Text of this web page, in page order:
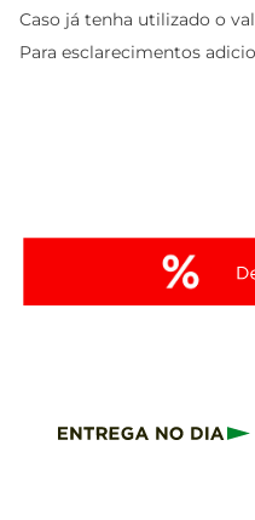
Caso já tenha utilizado o
Para esclarecimentos